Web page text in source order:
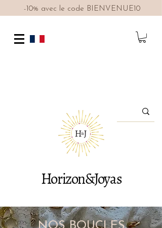
Horizon&Joyas
-10% avec le code BIENVENUE10